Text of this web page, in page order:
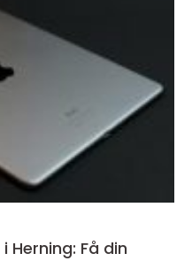
Herning: Få din